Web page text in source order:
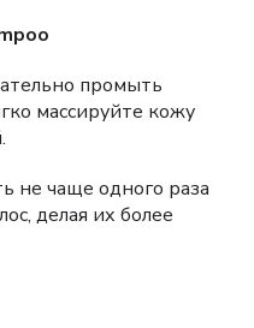
промыть
массируйте кожу
не чаще одного раза
делая их более